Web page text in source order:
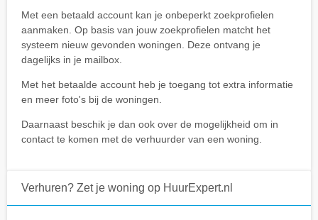
Met een betaald account kan je onbeperkt zoekprofielen
aanmaken. Op basis van jouw zoekprofielen matcht het
systeem nieuw gevonden woningen. Deze ontvang je
dagelijks in je mailbox.
Met het betaalde account heb je toegang tot extra informatie
en meer foto's bij de woningen.
Daarnaast beschik je dan ook over de mogelijkheid om in
contact te komen met de verhuurder van een woning.
Verhuren? Zet je woning op HuurExpert.nl